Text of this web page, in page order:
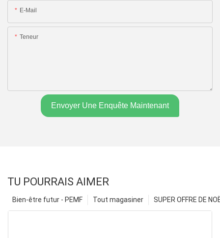
E-Mail
Teneur
Envoyer Une Enquête Maintenant
TU POURRAIS AIMER
SUPER OFFRE DE
Tout magasiner
Bien-être futur - PEMF